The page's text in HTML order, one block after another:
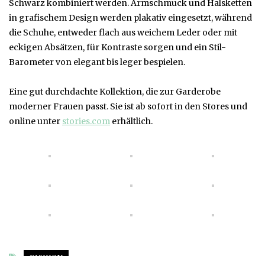
Schwarz kombiniert werden. Armschmuck und Halsketten
in grafischem Design werden plakativ eingesetzt, während
die Schuhe, entweder flach aus weichem Leder oder mit
eckigen Absätzen, für Kontraste sorgen und ein Stil-
Barometer von elegant bis leger bespielen.
Eine gut durchdachte Kollektion, die zur Garderobe
moderner Frauen passt. Sie ist ab sofort in den Stores und
online unter stories.com erhältlich.